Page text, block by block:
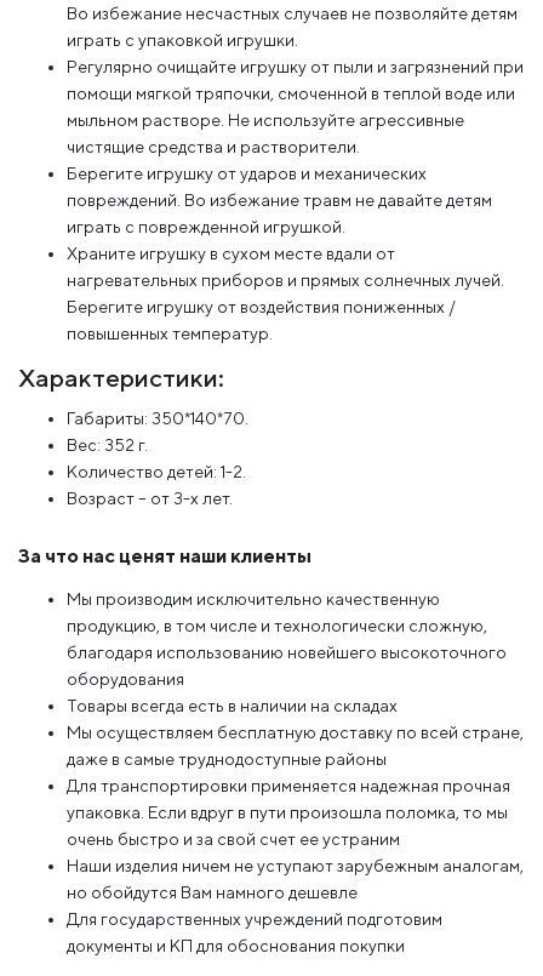
Во избежание несчастных случаев не позволяйте детям
играть с упаковкой игрушки.
Регулярно очищайте игрушку от пыли и загрязнений при
помощи мягкой тряпочки, смоченной в теплой воде или
мыльном растворе. Не используйте агрессивные
чистящие средства и растворители.
Берегите игрушку от ударов и механических
повреждений. Во избежание травм не давайте детям
играть с поврежденной игрушкой.
Храните игрушку в сухом месте вдали от
нагревательных приборов и прямых солнечных лучей.
Берегите игрушку от воздействия пониженных /
повышенных температур.
Характеристики:
Габариты: 350*140*70.
Вес: 352 г.
Количество детей: 1-2.
Возраст – от 3-х лет.
За что нас ценят наши клиенты
Мы производим исключительно качественную
продукцию, в том числе и технологически сложную,
благодаря использованию новейшего высокоточного
оборудования
Товары всегда есть в наличии на складах
Мы осуществляем бесплатную доставку по всей стране,
даже в самые труднодоступные районы
Для транспортировки применяется надежная прочная
упаковка. Если вдруг в пути произошла поломка, то мы
очень быстро и за свой счет ее устраним
Наши изделия ничем не уступают зарубежным аналогам,
но обойдутся Вам намного дешевле
Для государственных учреждений подготовим
документы и КП для обоснования покупки